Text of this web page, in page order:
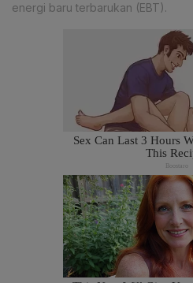
energi baru terbarukan (EBT).